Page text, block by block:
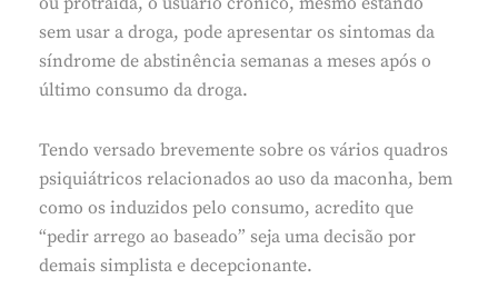
sem usar a droga, pode apresentar os sintomas da
síndrome de abstinência semanas a meses após o
último consumo da droga.
Tendo versado brevemente sobre os vários quadros
psiquiátricos relacionados ao uso da maconha, bem
como os induzidos pelo consumo, acredito que
“pedir arrego ao baseado” seja uma decisão por
demais simplista e decepcionante.